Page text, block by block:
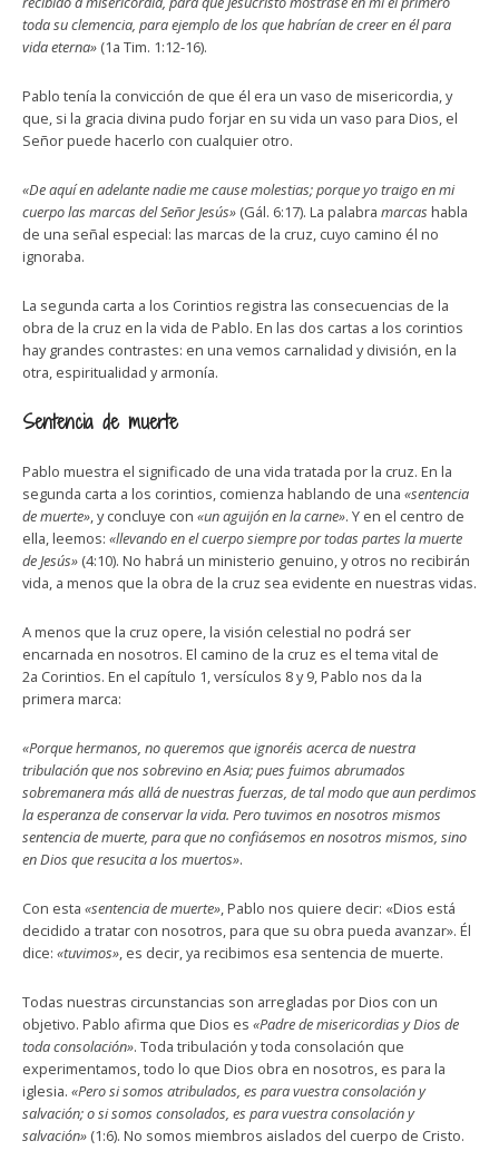
toda su clemencia, para ejemplo de los que habrían de creer en él para
vida eterna» (1a Tim. 1:12-16).
Pablo tenía la convicción de que él era un vaso de misericordia, y
que, si la gracia divina pudo forjar en su vida un vaso para Dios, el
Señor puede hacerlo con cualquier otro.
«De aquí en adelante nadie me cause molestias; porque yo traigo en mi
cuerpo las marcas del Señor Jesús» (Gál. 6:17). La palabra marcas habla
de una señal especial: las marcas de la cruz, cuyo camino él no
ignoraba.
La segunda carta a los Corintios registra las consecuencias de la
obra de la cruz en la vida de Pablo. En las dos cartas a los corintios
hay grandes contrastes: en una vemos carnalidad y división, en la
otra, espiritualidad y armonía.
Sentencia de muerte
Pablo muestra el significado de una vida tratada por la cruz. En la
segunda carta a los corintios, comienza hablando de una «sentencia
de muerte», y concluye con «un aguijón en la carne». Y en el centro de
ella, leemos: «llevando en el cuerpo siempre por todas partes la muerte
de Jesús» (4:10). No habrá un ministerio genuino, y otros no recibirán
vida, a menos que la obra de la cruz sea evidente en nuestras vidas.
A menos que la cruz opere, la visión celestial no podrá ser
encarnada en nosotros. El camino de la cruz es el tema vital de
2a Corintios. En el capítulo 1, versículos 8 y 9, Pablo nos da la
primera marca:
«Porque hermanos, no queremos que ignoréis acerca de nuestra
tribulación que nos sobrevino en Asia; pues fuimos abrumados
sobremanera más allá de nuestras fuerzas, de tal modo que aun perdimos
la esperanza de conservar la vida. Pero tuvimos en nosotros mismos
sentencia de muerte, para que no confiásemos en nosotros mismos, sino
en Dios que resucita a los muertos».
Con esta «sentencia de muerte», Pablo nos quiere decir: «Dios está
decidido a tratar con nosotros, para que su obra pueda avanzar». Él
dice: «tuvimos», es decir, ya recibimos esa sentencia de muerte.
Todas nuestras circunstancias son arregladas por Dios con un
objetivo. Pablo afirma que Dios es «Padre de misericordias y Dios de
toda consolación». Toda tribulación y toda consolación que
experimentamos, todo lo que Dios obra en nosotros, es para la
iglesia. «Pero si somos atribulados, es para vuestra consolación y
salvación; o si somos consolados, es para vuestra consolación y
salvación» (1:6). No somos miembros aislados del cuerpo de Cristo.